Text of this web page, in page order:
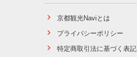
京都観光Naviとは
プライバシーポリシー
特定商取引法に基づく表記